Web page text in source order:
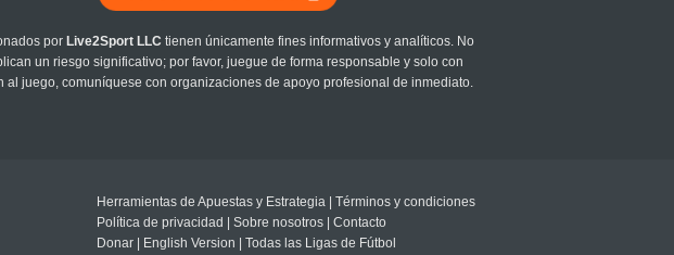
por Live2Sport LLC tienen únicamente fines informativos y analíticos. No
un riesgo significativo; por favor, juegue de forma responsable y solo con
juego, comuníquese con organizaciones de apoyo profesional de inmediato.
Herramientas de Apuestas y Estrategia
Términos y condiciones
Política de privacidad
Sobre nosotros
Contacto
Donar
English Version Todas las Ligas de Fútbol